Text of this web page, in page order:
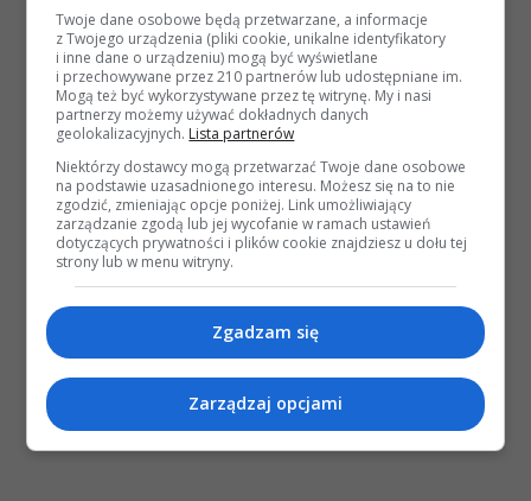
Twoje dane osobowe będą przetwarzane, a informacje
z Twojego urządzenia (pliki cookie, unikalne identyfikatory
i inne dane o urządzeniu) mogą być wyświetlane
i przechowywane przez 210 partnerów lub udostępniane im.
Mogą też być wykorzystywane przez tę witrynę. My i nasi
partnerzy możemy używać dokładnych danych
geolokalizacyjnych. Lista partnerów
Niektórzy dostawcy mogą przetwarzać Twoje dane osobowe
na podstawie uzasadnionego interesu. Możesz się na to nie
zgodzić, zmieniając opcje poniżej. Link umożliwiający
zarządzanie zgodą lub jej wycofanie w ramach ustawień
dotyczących prywatności i plików cookie znajdziesz u dołu tej
strony lub w menu witryny.
Zgadzam się
Zarządzaj opcjami